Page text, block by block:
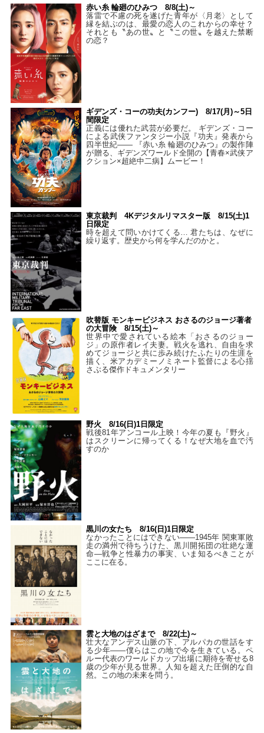
赤い糸 輪廻のひみつ 8/8(土)～
落雷で不慮の死を遂げた青年が〈月老〉として
縁を結ぶのは、最愛の恋人のこれからの幸せ？
それとも〝あの世〟と〝この世〟を越えた禁断
の恋？
ギデンズ・コーの功夫(カンフー) 8/17(月)～5日
間限定
正義には優れた武芸が必要だ。 ギデンズ・コー
による武侠ファンタジー小説『功夫』発表から
四半世紀―― 『赤い糸 輪廻のひみつ』の製作陣
が贈る、ギデンズワールド全開の【青春×武侠ア
クション×超絶中二病】ムービー！
東京裁判 4Kデジタルリマスター版 8/15(土)1
日限定
時を超えて問いかけてくる… 君たちは、なぜに
繰り返す。歴史から何を学んだのかと。
吹替版 モンキービジネス おさるのジョージ著者
の大冒険 8/15(土)～
世界中で愛されている絵本「おさるのジョー
ジ」の原作者レイ夫妻。戦火を逃れ、自由を求
めてジョージと共に歩み続けたふたりの生涯を
描く、米アカデミーノミネート監督による心揺
さぶる傑作ドキュメンタリー
野火 8/16(日)1日限定
戦後81年アンコール上映！今年の夏も『野火』
はスクリーンに帰ってくる！なぜ大地を血で汚
すのか
黒川の女たち 8/16(日)1日限定
なかったことにはできない——1945年 関東軍敗
走の満州で待ちうけた、黒川開拓団の壮絶な運
命―戦争と性暴力の事実、いま知るべきことが
ここに在る。
雲と大地のはざまで 8/22(土)～
壮大なアンデス山脈の下、アルパカの世話をす
る少年――僕らはこの地で今を生きている。ペ
ルー代表のワールドカップ出場に期待を寄せる8
歳の少年が見る世界。人知を超えた圧倒的な自
然。この地の未来を問う。